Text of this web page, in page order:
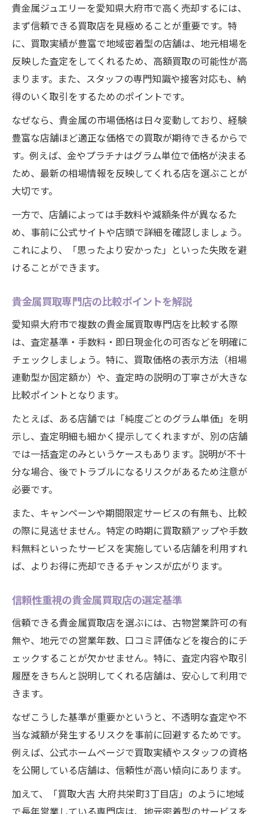
貴金属ジュエリーを愛知県大府市で高く売却するには、
まず信頼できる買取店を見極めることが重要です。特
に、買取実績が豊富で地域密着型の店舗は、地元相場を
反映した査定をしてくれるため、高額買取の可能性が高
まります。また、スタッフの専門知識や接客対応も、納
得のいく取引をするためのポイントです。
なぜなら、貴金属の市場価格は日々変動しており、経験
豊富な店舗ほど適正な価格での買取が期待できるからで
す。例えば、金やプラチナはグラム単位で価格が決まる
ため、最新の相場情報を反映してくれる店を選ぶことが
大切です。
一方で、店舗によっては手数料や減額条件が異なるた
め、事前に公式サイトや店頭で詳細を確認しましょう。
これにより、「思ったより安かった」といった失敗を避
けることができます。
貴金属買取専門店の比較ポイントを解説
愛知県大府市で複数の貴金属買取専門店を比較する際
は、査定基準・手数料・即日現金化の可否などを明確に
チェックしましょう。特に、買取価格の表示方法（相場
連動型か固定額か）や、査定時の説明の丁寧さが大きな
比較ポイントとなります。
たとえば、ある店舗では「純度ごとのグラム単価」を明
示し、査定明細も細かく提示してくれますが、別の店舗
では一括査定のみというケースもあります。説明が不十
分な場合、後でトラブルになるリスクがあるため注意が
必要です。
また、キャンペーンや期間限定サービスの有無も、比較
の際に見逃せません。特定の時期に買取額アップや手数
料無料といったサービスを実施している店舗を利用すれ
ば、よりお得に売却できるチャンスが広がります。
信頼性重視の貴金属買取店の選定基準
信頼できる貴金属買取店を選ぶには、古物営業許可の有
無や、地元での営業年数、口コミ評価などを複合的にチ
ェックすることが欠かせません。特に、査定内容や取引
履歴をきちんと説明してくれる店舗は、安心して利用で
きます。
なぜこうした基準が重要かというと、不透明な査定や不
当な減額が発生するリスクを事前に回避するためです。
例えば、公式ホームページで買取実績やスタッフの資格
を公開している店舗は、信頼性が高い傾向にあります。
加えて、「買取大吉 大府共栄町3丁目店」のように地域
で長年営業している専門店は、地元密着型のサービスを